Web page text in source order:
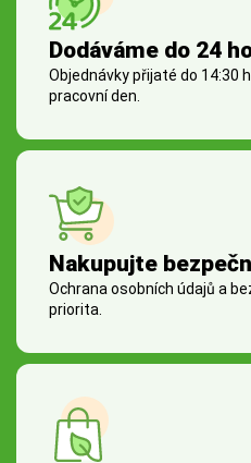
Dodáváme do 24
Objednávky přijaté do 14:30
pracovní den.
Nakupujte
Ochrana osobních údajů a
priorita.